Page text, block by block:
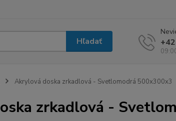
Hľadať
Akrylová doska zrkadlová - Svetlomodrá 500x300x3
zrkadlová -